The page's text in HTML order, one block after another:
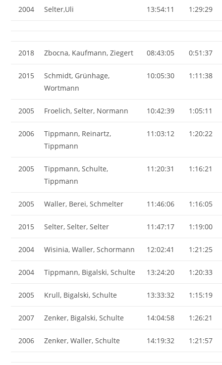
2004 Selter,Uli 13:54:11 1:29:29
2018 Zbocna, Kaufmann, Ziegert 08:43:05 0:51:37
2015
Schmidt, Grünhage,
Wortmann
10:05:30 1:11:38
2005 Froelich, Selter, Normann 10:42:39 1:05:11
2006
Tippmann, Reinartz,
Tippmann
11:03:12 1:20:22
2005
Tippmann, Schulte,
Tippmann
11:20:31 1:16:21
2005 Waller, Berei, Schmelter 11:46:06 1:16:05
2015 Selter, Selter, Selter 11:47:17 1:19:00
2004 Wisinia, Waller, Schormann 12:02:41 1:21:25
2004 Tippmann, Bigalski, Schulte 13:24:20 1:20:33
2005 Krull, Bigalski, Schulte 13:33:32 1:15:19
2007 Zenker, Bigalski, Schulte 14:04:58 1:26:21
2006 Zenker, Waller, Schulte 14:19:32 1:21:57